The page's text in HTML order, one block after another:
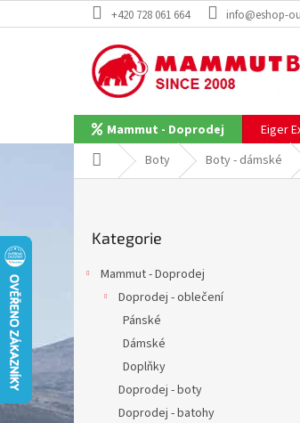
na
+420 728 061 664 info@eshop-
Mammut - Doprodej Eiger
Domů Boty Boty - dámské
í
a
n
kategorie
Kategorie
Mammut - Doprodej
Doprodej - oblečení
Pánské
Dámské
Doplňky
Doprodej - boty
Doprodej - batohy